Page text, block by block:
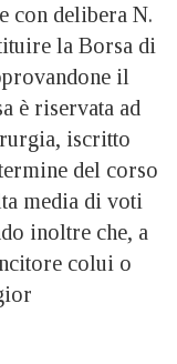
con delibera N.
la Borsa di
il
è riservata ad
iscritto
del corso
media di voti
inoltre che, a
colui o